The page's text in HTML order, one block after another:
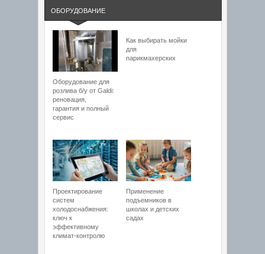
ОБОРУДОВАНИЕ
Оборудование для
розлива б/у от Galdi:
реновация,
гарантия и полный
сервис
Как выбирать мойки
для
парикмахерских
Проектирование
систем
холодоснабжения:
ключ к
эффективному
климат-контролю
Применение
подъемников в
школах и детских
садах